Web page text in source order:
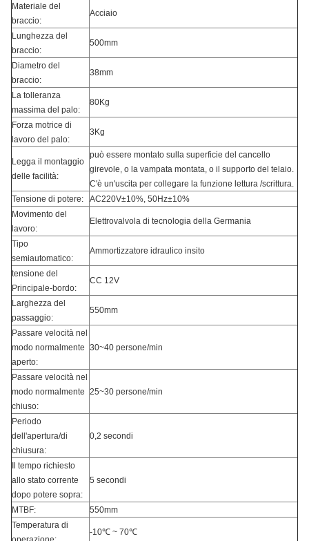
Materiale del
braccio:
Acciaio
Lunghezza del
braccio:
500mm
Diametro del
braccio:
38mm
La tolleranza
massima del palo:
80Kg
Forza motrice di
lavoro del palo:
3Kg
Legga il montaggio
delle facilità:
può essere montato sulla superficie del cancello
girevole, o la vampata montata, o il supporto del telaio.
C'è un'uscita per collegare la funzione lettura /scrittura.
Tensione di potere:
AC220V±10%, 50Hz±10%
Movimento del
lavoro:
Elettrovalvola di tecnologia della Germania
Tipo
semiautomatico:
Ammortizzatore idraulico insito
tensione del
Principale-bordo:
CC 12V
Larghezza del
passaggio:
550mm
Passare velocità nel
modo normalmente
aperto:
30~40 persone/min
Passare velocità nel
modo normalmente
chiuso:
25~30 persone/min
Periodo
dell'apertura/di
chiusura:
0,2 secondi
Il tempo richiesto
allo stato corrente
dopo potere sopra:
5 secondi
MTBF:
550mm
Temperatura di
-10℃ ~ 70℃